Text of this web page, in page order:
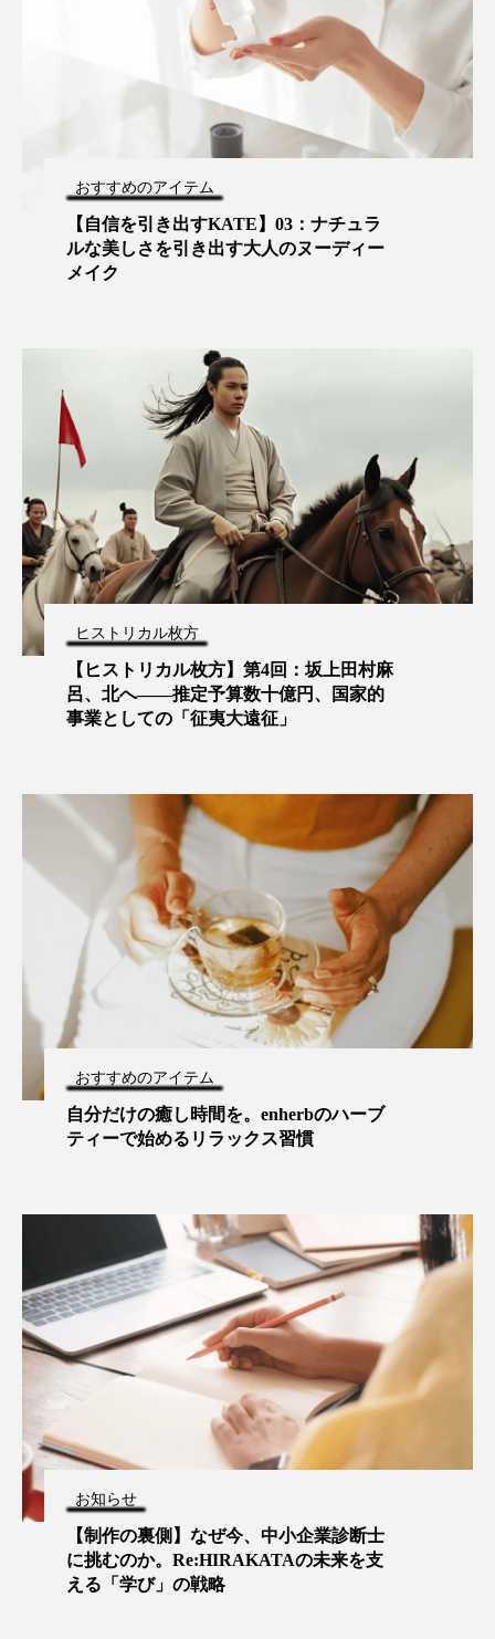
おすすめのアイテム
【自信を引き出すKATE】03：ナチュラ
ルな美しさを引き出す大人のヌーディー
メイク
ヒストリカル枚方
【ヒストリカル枚方】第4回：坂上田村麻
呂、北へ——推定予算数十億円、国家的
事業としての「征夷大遠征」
おすすめのアイテム
自分だけの癒し時間を。enherbのハーブ
ティーで始めるリラックス習慣
お知らせ
【制作の裏側】なぜ今、中小企業診断士
に挑むのか。Re:HIRAKATAの未来を支
える「学び」の戦略